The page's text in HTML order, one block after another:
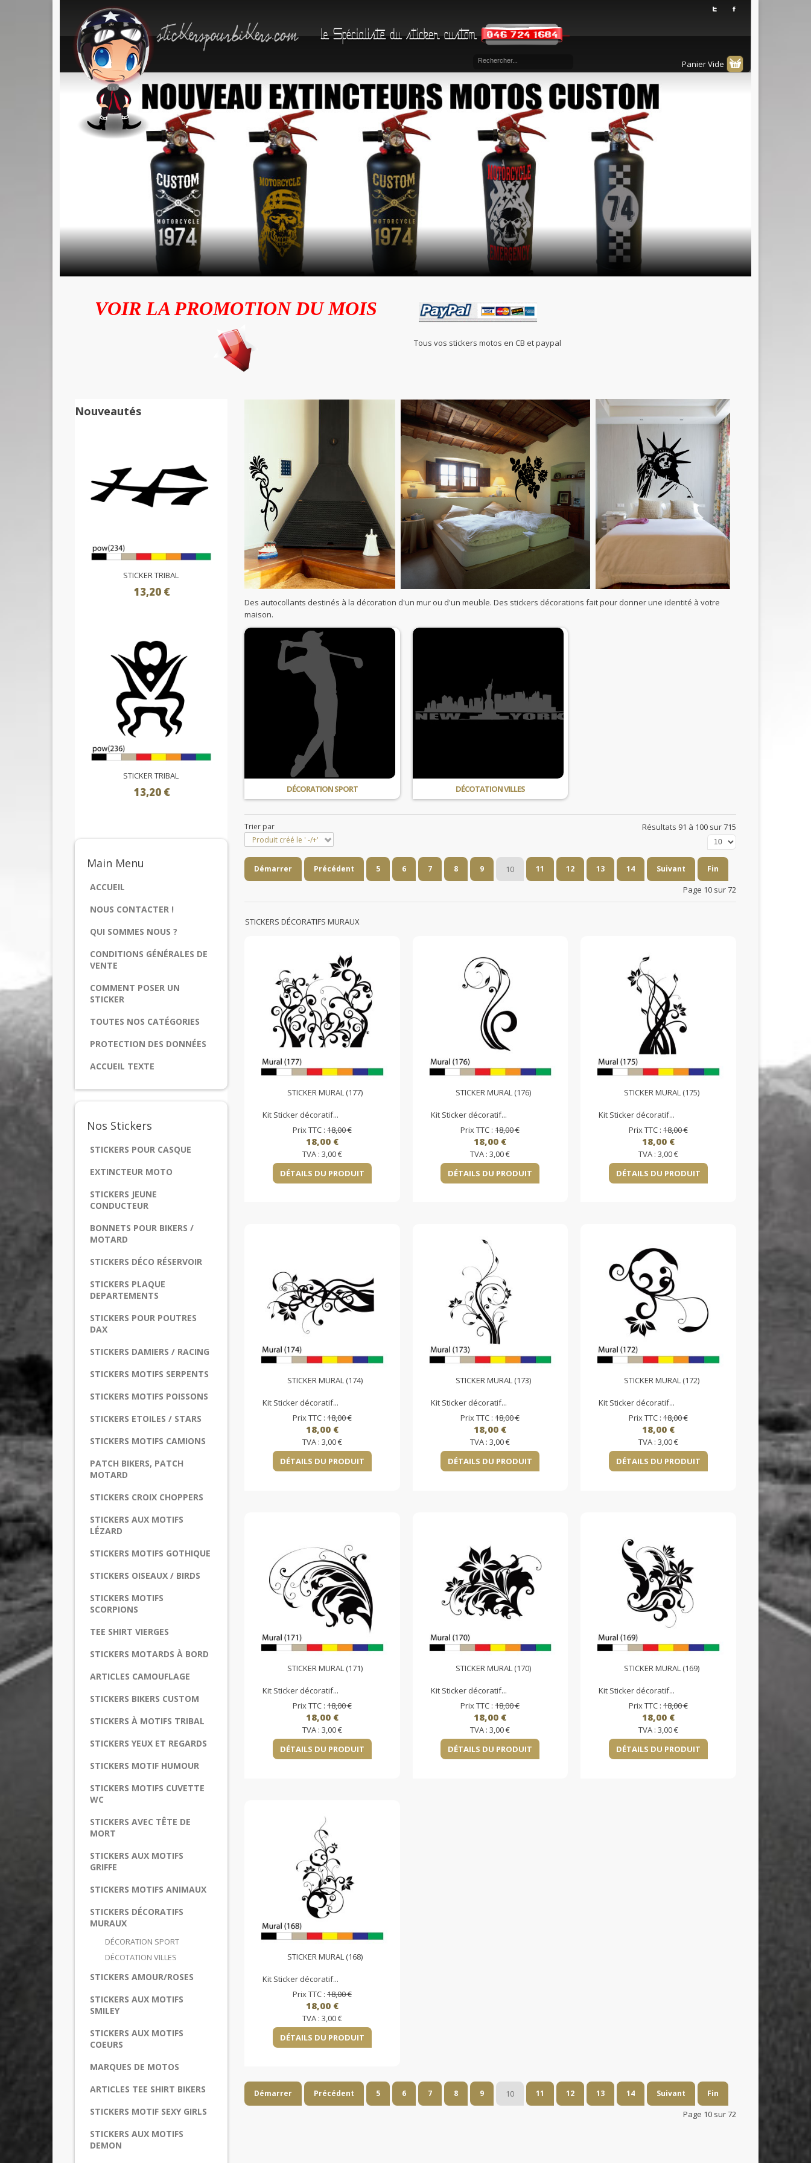
Panier Vide
VOIR LA PROMOTION DU MOIS
Tous vos stickers motos en CB et paypal
Nouveautés
STICKER TRIBAL
13,20 €
STICKER TRIBAL
13,20 €
Main Menu
ACCUEIL
NOUS CONTACTER !
QUI SOMMES NOUS ?
CONDITIONS GÉNÉRALES DE
VENTE
COMMENT POSER UN
STICKER
TOUTES NOS CATÉGORIES
PROTECTION DES DONNÉES
ACCUEIL TEXTE
Nos Stickers
STICKERS POUR CASQUE
EXTINCTEUR MOTO
STICKERS JEUNE
CONDUCTEUR
BONNETS POUR BIKERS /
MOTARD
STICKERS DÉCO RÉSERVOIR
STICKERS PLAQUE
DEPARTEMENTS
STICKERS POUR POUTRES
DAX
STICKERS DAMIERS / RACING
STICKERS MOTIFS SERPENTS
STICKERS MOTIFS POISSONS
STICKERS ETOILES / STARS
STICKERS MOTIFS CAMIONS
PATCH BIKERS, PATCH
MOTARD
STICKERS CROIX CHOPPERS
STICKERS AUX MOTIFS
LÉZARD
STICKERS MOTIFS GOTHIQUE
STICKERS OISEAUX / BIRDS
STICKERS MOTIFS
SCORPIONS
TEE SHIRT VIERGES
STICKERS MOTARDS À BORD
ARTICLES CAMOUFLAGE
STICKERS BIKERS CUSTOM
STICKERS À MOTIFS TRIBAL
STICKERS YEUX ET REGARDS
STICKERS MOTIF HUMOUR
STICKERS MOTIFS CUVETTE
WC
STICKERS AVEC TÊTE DE
MORT
STICKERS AUX MOTIFS
GRIFFE
STICKERS MOTIFS ANIMAUX
STICKERS DÉCORATIFS
MURAUX
DÉCORATION SPORT
DÉCOTATION VILLES
STICKERS AMOUR/ROSES
STICKERS AUX MOTIFS
SMILEY
STICKERS AUX MOTIFS
COEURS
MARQUES DE MOTOS
ARTICLES TEE SHIRT BIKERS
STICKERS MOTIF SEXY GIRLS
STICKERS AUX MOTIFS
DEMON
Des autocollants destinés à la décoration d'un mur ou d'un meuble. Des stickers décorations fait pour donner une identité à votre
maison.
DÉCORATION SPORT DÉCOTATION VILLES
Trier par
Produit créé le ' -/+'
Résultats 91 à 100 sur 715
Démarrer Précédent 5 6 7 8 9 10 11 12 13 14 Suivant Fin
Page 10 sur 72
STICKERS DÉCORATIFS MURAUX
STICKER MURAL (177)
Kit Sticker décoratif...
Prix TTC : 18,00 €
18,00 €
TVA : 3,00 €
DÉTAILS DU PRODUIT
STICKER MURAL (176)
Kit Sticker décoratif...
Prix TTC :18,00 €
18,00 €
TVA :3,00 €
DÉTAILS DU PRODUIT
STICKER MURAL (175)
Kit Sticker décoratif...
Prix TTC :18,00 €
18,00 €
TVA :3,00 €
DÉTAILS DU PRODUIT
STICKER MURAL (174)
Kit Sticker décoratif...
Prix TTC : 18,00 €
18,00 €
TVA : 3,00 €
DÉTAILS DU PRODUIT
STICKER MURAL (173)
Kit Sticker décoratif...
Prix TTC :18,00 €
18,00 €
TVA :3,00 €
DÉTAILS DU PRODUIT
STICKER MURAL (172)
Kit Sticker décoratif...
Prix TTC :18,00 €
18,00 €
TVA :3,00 €
DÉTAILS DU PRODUIT
STICKER MURAL (171)
Kit Sticker décoratif...
Prix TTC : 18,00 €
18,00 €
TVA : 3,00 €
DÉTAILS DU PRODUIT
STICKER MURAL (170)
Kit Sticker décoratif...
Prix TTC :18,00 €
18,00 €
TVA :3,00 €
DÉTAILS DU PRODUIT
STICKER MURAL (169)
Kit Sticker décoratif...
Prix TTC :18,00 €
18,00 €
TVA :3,00 €
DÉTAILS DU PRODUIT
STICKER MURAL (168)
Kit Sticker décoratif...
Prix TTC : 18,00 €
18,00 €
TVA : 3,00 €
DÉTAILS DU PRODUIT
Démarrer Précédent 5 6 7 8 9 10 11 12 13 14 Suivant Fin
Page 10 sur 72